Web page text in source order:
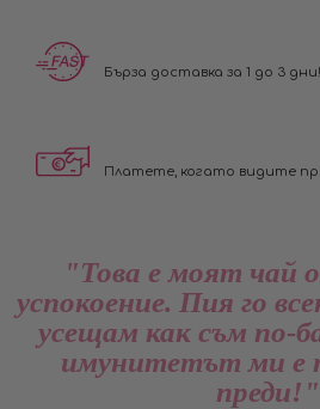
Бърза доставка за 1 до 3 дни!
Платете, когато видите
"Това е моят чай
успокоение. Пия го
усещам как съм по-
имунитетът ми е
преди!"